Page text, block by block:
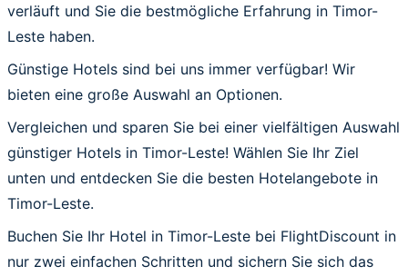
verläuft und Sie die bestmögliche Erfahrung in Timor-
Leste haben.
Günstige Hotels sind bei uns immer verfügbar! Wir
bieten eine große Auswahl an Optionen.
Vergleichen und sparen Sie bei einer vielfältigen Auswahl
günstiger Hotels in Timor-Leste! Wählen Sie Ihr Ziel
unten und entdecken Sie die besten Hotelangebote in
Timor-Leste.
Buchen Sie Ihr Hotel in Timor-Leste bei FlightDiscount in
nur zwei einfachen Schritten und sichern Sie sich das